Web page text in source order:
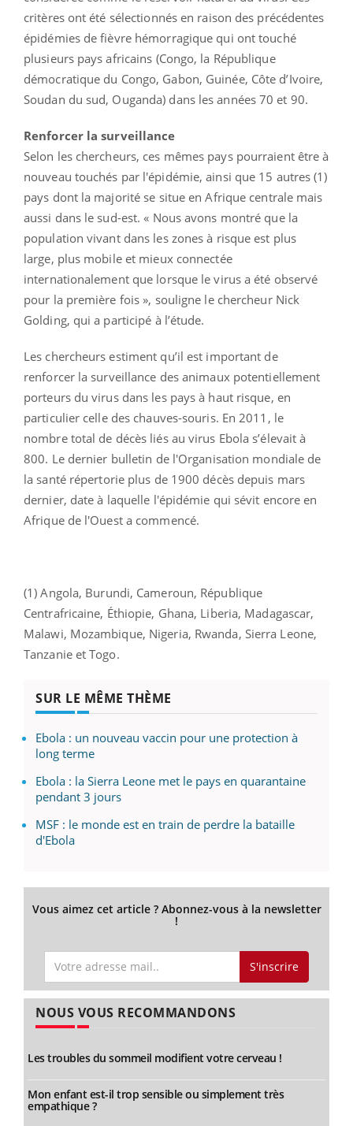
critères ont été sélectionnés en raison des précédentes
épidémies de fièvre hémorragique qui ont touché
plusieurs pays africains (Congo, la République
démocratique du Congo, Gabon, Guinée, Côte d’Ivoire,
Soudan du sud, Ouganda) dans les années 70 et 90.
Renforcer la surveillance
Selon les chercheurs, ces mêmes pays pourraient être à
nouveau touchés par l'épidémie, ainsi que 15 autres (1)
pays dont la majorité se situe en Afrique centrale mais
aussi dans le sud-est. « Nous avons montré que la
population vivant dans les zones à risque est plus
large, plus mobile et mieux connectée
internationalement que lorsque le virus a été observé
pour la première fois », souligne le chercheur Nick
Golding, qui a participé à l’étude.
Les chercheurs estiment qu’il est important de
renforcer la surveillance des animaux potentiellement
porteurs du virus dans les pays à haut risque, en
particulier celle des chauves-souris. En 2011, le
nombre total de décès liés au virus Ebola s’élevait à
800. Le dernier bulletin de l'Organisation mondiale de
la santé répertorie plus de 1900 décès depuis mars
dernier, date à laquelle l'épidémie qui sévit encore en
Afrique de l'Ouest a commencé.
(1) Angola, Burundi, Cameroun, République
Centrafricaine, Éthiopie, Ghana, Liberia, Madagascar,
Malawi, Mozambique, Nigeria, Rwanda, Sierra Leone,
Tanzanie et Togo.
SUR LE MÊME THÈME
Ebola : un nouveau vaccin pour une protection à
long terme
Ebola : la Sierra Leone met le pays en quarantaine
pendant 3 jours
MSF : le monde est en train de perdre la bataille
d'Ebola
Vous aimez cet article ? Abonnez-vous à la newsletter
!
S'inscrire
NOUS VOUS RECOMMANDONS
Les troubles du sommeil modifient votre cerveau !
Mon enfant est-il trop sensible ou simplement très
empathique ?